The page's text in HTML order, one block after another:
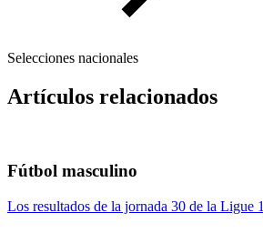
Selecciones nacionales
Artículos relacionados
Fútbol masculino
Los resultados de la jornada 30 de la Ligue 1